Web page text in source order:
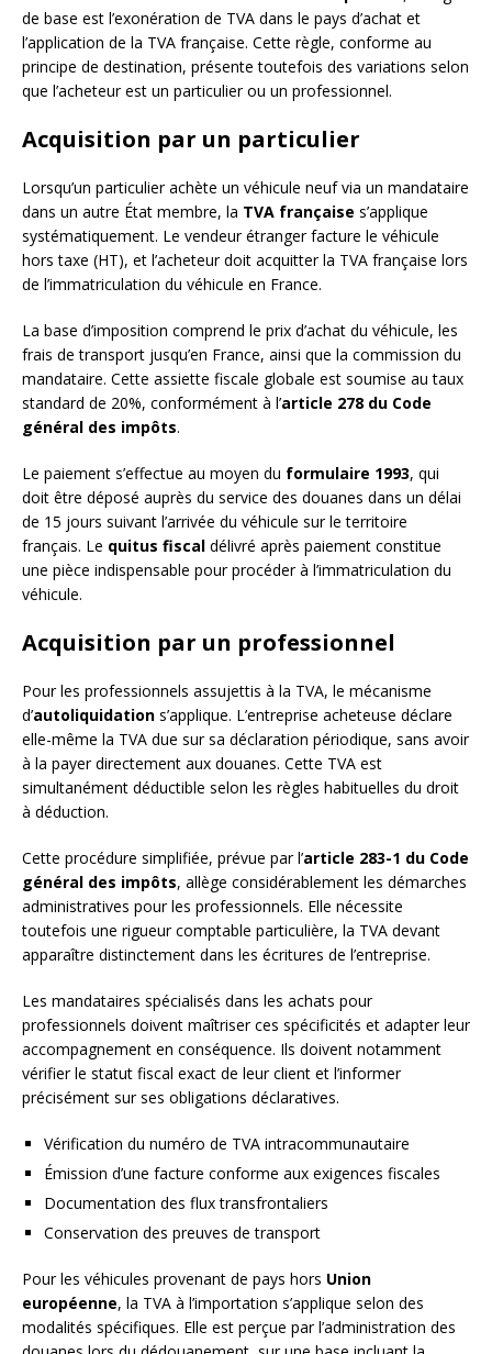
de base est l’exonération de TVA dans le pays d’achat et
l’application de la TVA française. Cette règle, conforme au
principe de destination, présente toutefois des variations selon
que l’acheteur est un particulier ou un professionnel.
Acquisition par un particulier
Lorsqu’un particulier achète un véhicule neuf via un mandataire
dans un autre État membre, la TVA française s’applique
systématiquement. Le vendeur étranger facture le véhicule
hors taxe (HT), et l’acheteur doit acquitter la TVA française lors
de l’immatriculation du véhicule en France.
La base d’imposition comprend le prix d’achat du véhicule, les
frais de transport jusqu’en France, ainsi que la commission du
mandataire. Cette assiette fiscale globale est soumise au taux
standard de 20%, conformément à l’article 278 du Code
général des impôts.
Le paiement s’effectue au moyen du formulaire 1993, qui
doit être déposé auprès du service des douanes dans un délai
de 15 jours suivant l’arrivée du véhicule sur le territoire
français. Le quitus fiscal délivré après paiement constitue
une pièce indispensable pour procéder à l’immatriculation du
véhicule.
Acquisition par un professionnel
Pour les professionnels assujettis à la TVA, le mécanisme
d’autoliquidation s’applique. L’entreprise acheteuse déclare
elle-même la TVA due sur sa déclaration périodique, sans avoir
à la payer directement aux douanes. Cette TVA est
simultanément déductible selon les règles habituelles du droit
à déduction.
Cette procédure simplifiée, prévue par l’article 283-1 du Code
général des impôts, allège considérablement les démarches
administratives pour les professionnels. Elle nécessite
toutefois une rigueur comptable particulière, la TVA devant
apparaître distinctement dans les écritures de l’entreprise.
Les mandataires spécialisés dans les achats pour
professionnels doivent maîtriser ces spécificités et adapter leur
accompagnement en conséquence. Ils doivent notamment
vérifier le statut fiscal exact de leur client et l’informer
précisément sur ses obligations déclaratives.
Vérification du numéro de TVA intracommunautaire
Émission d’une facture conforme aux exigences fiscales
Documentation des flux transfrontaliers
Conservation des preuves de transport
Pour les véhicules provenant de pays hors Union
européenne, la TVA à l’importation s’applique selon des
modalités spécifiques. Elle est perçue par l’administration des